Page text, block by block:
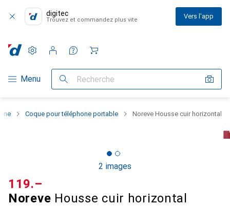
digitec
Trouvez et commandez plus vite Vers l'app
Navigation par catégorie
Menu Recherche
Paramètres
Compte client
Listes de comparaison
Listes d'envies
Panier
Coque pour téléphone portable Noreve Housse cuir horizontal
2 images
Noreve Housse cuir horizontal
CHF
119.–